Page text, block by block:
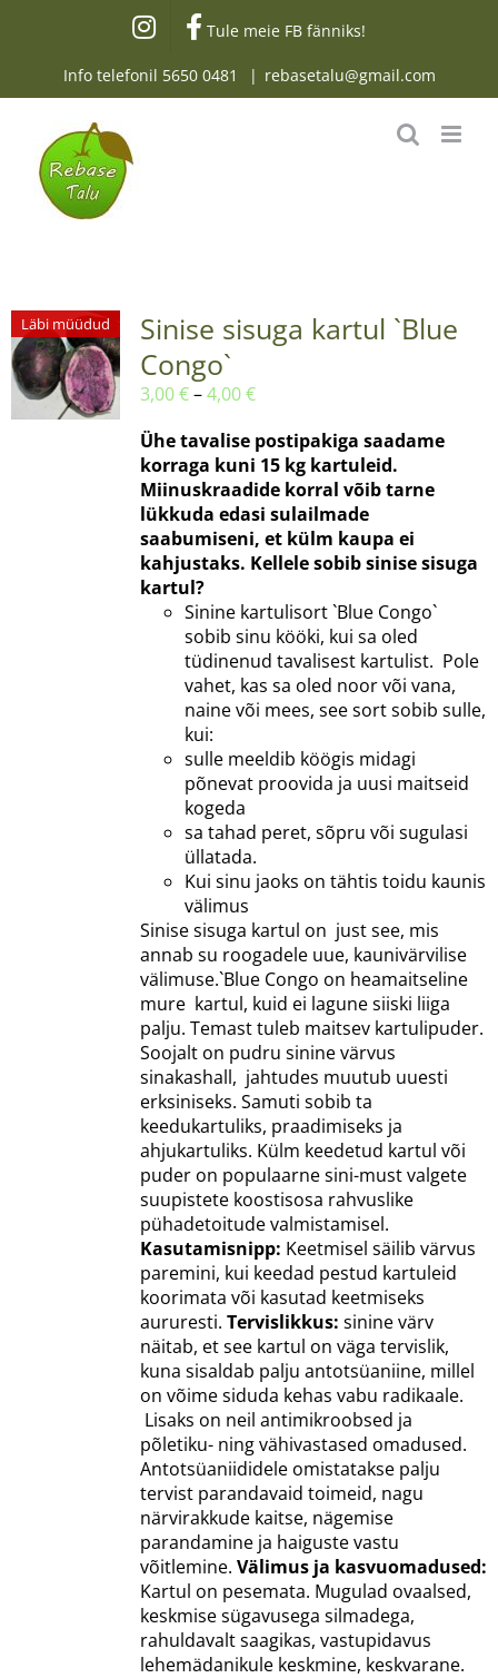
Tule meie FB fänniks!
Info telefonil 5650 0481 | rebasetalu@gmail.com
Läbi müüdud
Sinise sisuga kartul `Blue
Congo`
3,00€ – 4,00€Hinnavahemik:
kuni
4,00 €
Ühe tavalise postipakiga saadame
korraga kuni 15 kg kartuleid.
Miinuskraadide korral võib tarne
lükkuda edasi sulailmade
saabumiseni, et külm kaupa ei
kahjustaks. Kellele sobib sinise sisuga
kartul?
Sinine kartulisort `Blue Congo`
sobib sinu kööki, kui sa oled
tüdinenud tavalisest kartulist. Pole
vahet, kas sa oled noor või vana,
naine või mees, see sort sobib sulle,
kui:
sulle meeldib köögis midagi
põnevat proovida ja uusi maitseid
kogeda
sa tahad peret, sõpru või sugulasi
üllatada.
Kui sinu jaoks on tähtis toidu kaunis
välimus
Sinise sisuga kartul on just see, mis
annab su roogadele uue, kaunivärvilise
välimuse.`Blue Congo on heamaitseline
mure kartul, kuid ei lagune siiski liiga
palju. Temast tuleb maitsev kartulipuder.
Soojalt on pudru sinine värvus
sinakashall, jahtudes muutub uuesti
erksiniseks. Samuti sobib ta
keedukartuliks, praadimiseks ja
ahjukartuliks. Külm keedetud kartul või
puder on populaarne sini-must valgete
suupistete koostisosa rahvuslike
pühadetoitude valmistamisel.
Kasutamisnipp: Keetmisel säilib värvus
paremini, kui keedad pestud kartuleid
koorimata või kasutad keetmiseks
aururesti. Tervislikkus: sinine värv
näitab, et see kartul on väga tervislik,
kuna sisaldab palju antotsüaniine, millel
on võime siduda kehas vabu radikaale.
Lisaks on neil antimikroobsed ja
põletiku- ning vähivastased omadused.
Antotsüaniididele omistatakse palju
tervist parandavaid toimeid, nagu
närvirakkude kaitse, nägemise
parandamine ja haiguste vastu
võitlemine. Välimus ja kasvuomadused:
Kartul on pesemata. Mugulad ovaalsed,
keskmise sügavusega silmadega,
rahuldavalt saagikas, vastupidavus
lehemädanikule keskmine, keskvarane.